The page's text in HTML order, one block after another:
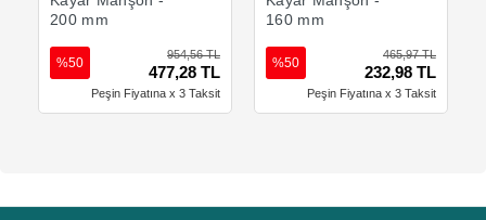
200 mm
954,56 TL
477,28 TL
%50
Peşin Fiyatına x 3 Taksit
160 mm
465,97 TL
232,98 TL
%50
Peşin Fiyatına x 3 Taksit